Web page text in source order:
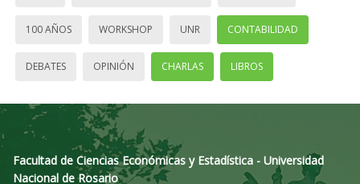
100 AÑOS WORKSHOP UNR CONTABILIDAD
DEBATES OPINIÓN CHARLAS LIBROS
Facultad de Ciencias Económicas y Estadística - Universidad
Nacional de Rosario